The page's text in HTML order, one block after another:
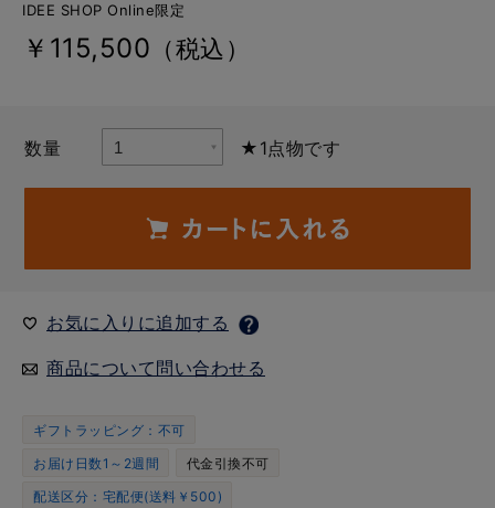
IDEE SHOP Online限定
￥115,500 （税込）
数量 ★1点物です
お気に入りに追加する
商品について問い合わせる
ギフトラッピング：不可
お届け日数1～2週間
代金引換不可
配送区分：宅配便(送料￥500)